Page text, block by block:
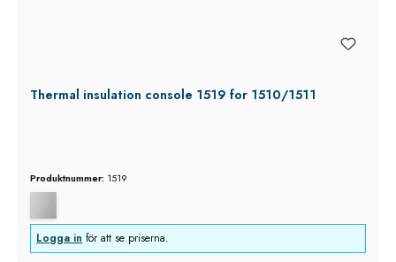
Thermal insulation console 1519 for 1510/1511
Produktnummer: 1519
Logga in för att se priserna.